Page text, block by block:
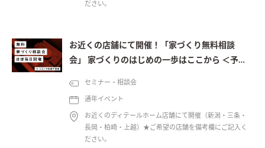
ださい。
お近くの店舗にて開催！「家づくり無料相談
会」 家づくりのはじめの一歩はここから ＜予約
セミナー・相談会
通年イベント
お近くのディテールホーム店舗にて開催（新潟・三条・
長岡・柏崎・上越）★ご希望の店舗を備考欄にご記入く
ださい。